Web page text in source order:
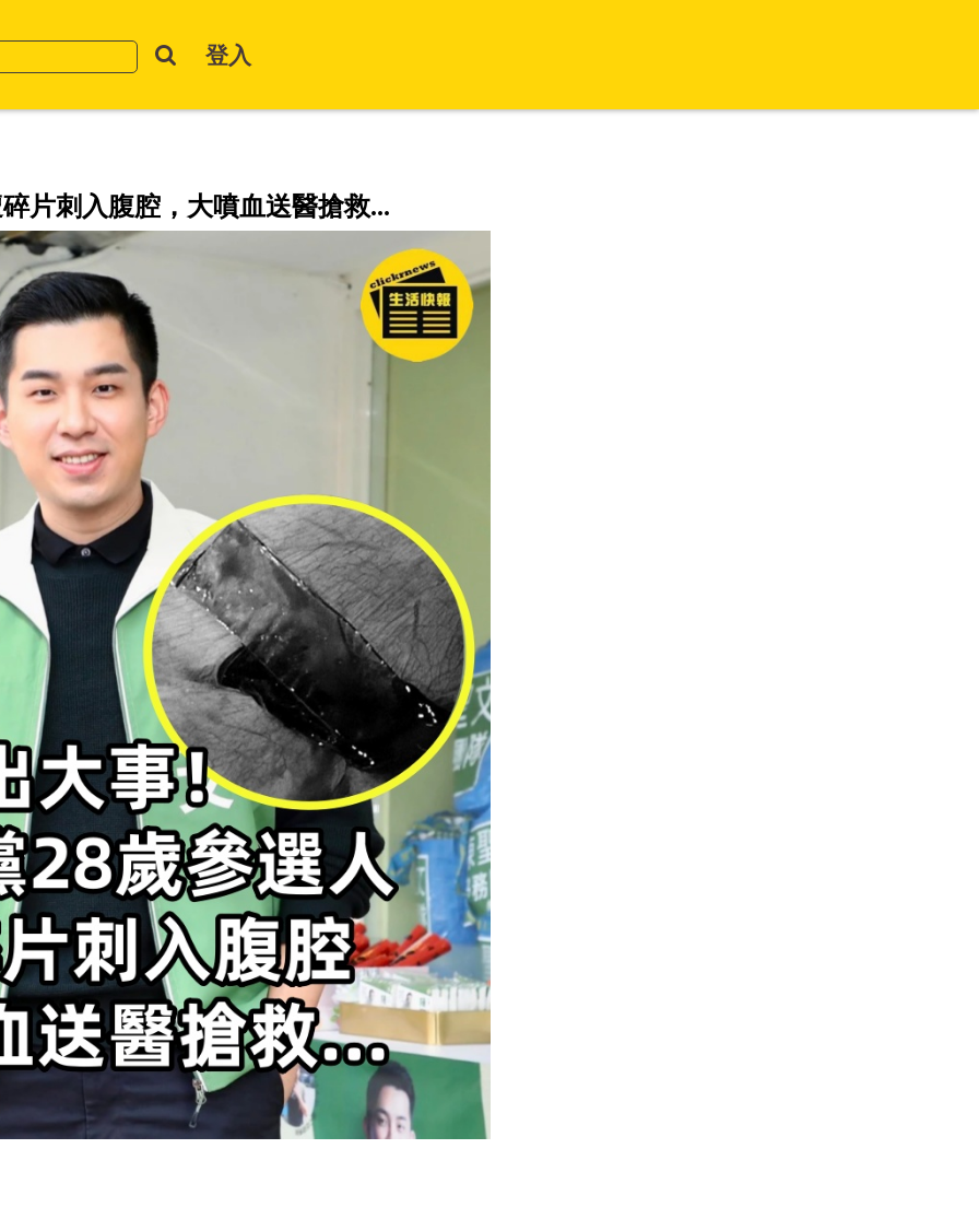
登入
片刺入腹腔，大噴血送醫搶救...